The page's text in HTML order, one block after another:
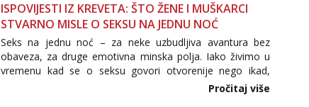
ISPOVIJESTI IZ KREVETA: ŠTO ŽENE I MUŠKARCI
STVARNO MISLE O SEKSU NA JEDNU NOĆ
Seks na jednu noć – za neke uzbudljiva avantura bez
obaveza, za druge emotivna minska polja. Iako živimo u
vremenu kad se o seksu govori otvorenije nego ikad,
tema „jedne noći strasti“ i dalje izaziva burne rasprave. Što
Pročitaj više